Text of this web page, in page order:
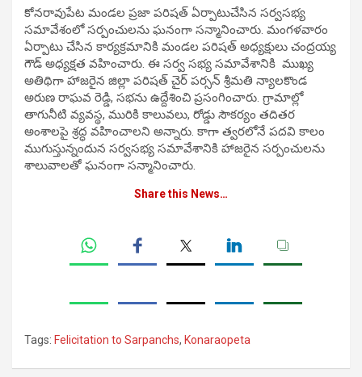
కోనరావుపేట మండల ప్రజా పరిషత్ ఏర్పాటుచేసిన సర్వసభ్య
సమావేశంలో సర్పంచులను ఘనంగా సన్మానించారు. మంగళవారం
ఏర్పాటు చేసిన కార్యక్రమానికి మండల పరిషత్ అధ్యక్షులు చంద్రయ్య
గౌడ్ అధ్యక్షత వహించారు. ఈ సర్వ సభ్య సమావేశానికి ముఖ్య
అతిథిగా హాజరైన జిల్లా పరిషత్ చైర్ పర్సన్ శ్రీమతి న్యాలకొండ
అరుణ రాఘవ రెడ్డి, సభను ఉద్దేశించి ప్రసంగించారు. గ్రామాల్లో
తాగునీటి వ్యవస్థ, మురికి కాలువలు, రోడ్డు సౌకర్యం తదితర
అంశాలపై శ్రద్ధ వహించాలని అన్నారు. కాగా త్వరలోనే పదవి కాలం
ముగుస్తున్నందున సర్వసభ్య సమావేశానికి హాజరైన సర్పంచులను
శాలువాలతో ఘనంగా సన్మానించారు.
Share this News…
Tags: Felicitation to Sarpanchs, Konaraopeta